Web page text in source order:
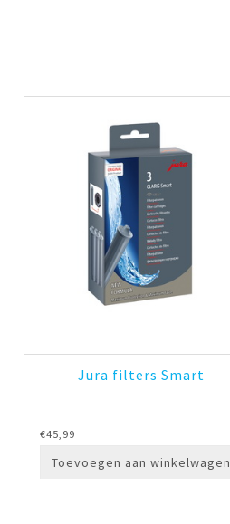
Jura filters Smart
€45,99
Toevoegen aan winkelwagen